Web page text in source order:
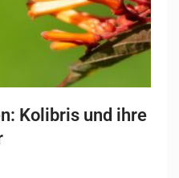
Kolibris und ihre